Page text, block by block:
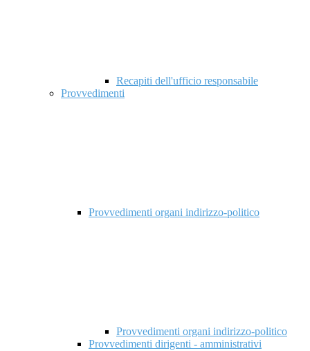
Recapiti dell'ufficio responsabile
Provvedimenti
Provvedimenti organi indirizzo-politico
Provvedimenti organi indirizzo-politico
Provvedimenti dirigenti - amministrativi